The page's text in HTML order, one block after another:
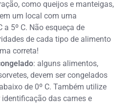
como queijos e manteigas,
um local com uma
a 5º C. Não esqueça de
de cada tipo de alimento
correta!
: alguns alimentos,
devem ser congelados
de 0º C. Também utilize
das carnes e